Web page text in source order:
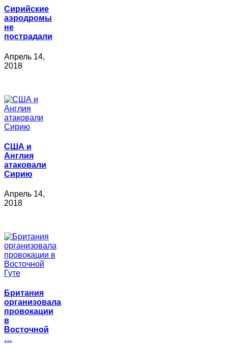
Сирийские
аэродромы
не
пострадали
Апрель 14,
2018
США и
Англия
атаковали
Сирию
Апрель 14,
2018
Британия
организовала
провокации
в
Восточной
…